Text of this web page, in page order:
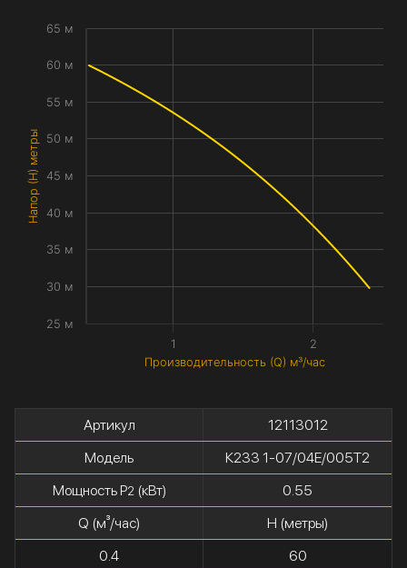
Производительность (Q) м³/час
Напор (H) метры
1 2
25 м
30 м
35 м
40 м
45 м
50 м
55 м
60 м
65 м
Артикул
12113012
Модель
К233 1-07/04Е/005Т2
Мощность P2 (кВт)
0.55
Q (м³/час)
H (метры)
0.4
60